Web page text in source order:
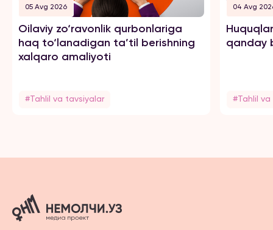
05 Avg 2026
Oilaviy zo‘ravonlik qurbonlariga
haq to‘lanadigan ta’til berishning
xalqaro amaliyoti
#Tahlil va tavsiyalar
04 Avg
qanday
#Tahlil